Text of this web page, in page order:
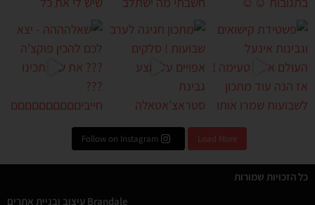
Load More
Follow on Instagram
כל הזכויות שמורות
Brandale עיצוב ובניית אתרים